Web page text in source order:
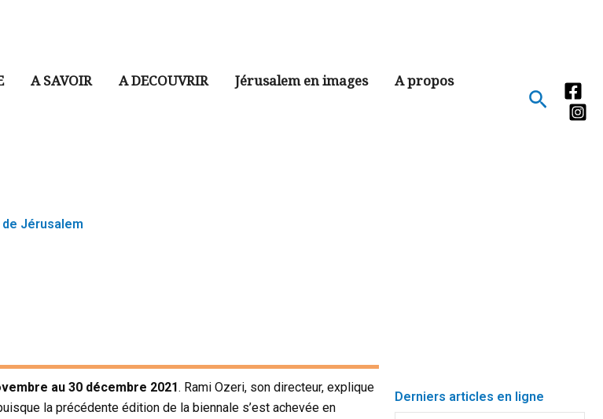
A SAVOIR A DECOUVRIR Jérusalem en images A propos
Jérusalem
au 30 décembre 2021. Rami Ozeri, son directeur, explique
la précédente édition de la biennale s’est achevée en
Derniers articles en ligne